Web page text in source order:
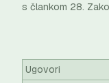
s člankom 28.
Ugovori